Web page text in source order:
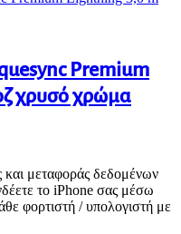
Premium
χρυσό χρώμα
και μεταφοράς δεδομένων
το iPhone σας μέσω
φορτιστή / υπολογιστή με